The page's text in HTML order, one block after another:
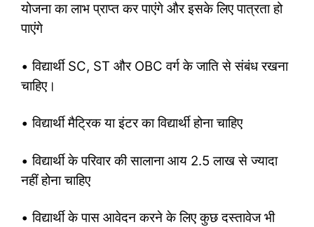
योजना का लाभ प्राप्त कर पाएंगे और इसके लिए पात्रता हो
पाएंगे
• विद्यार्थी SC, ST और OBC वर्ग के जाति से संबंध रखना
चाहिए।
• विद्यार्थी मैट्रिक या इंटर का विद्यार्थी होना चाहिए
• विद्यार्थी के परिवार की सालाना आय 2.5 लाख से ज्यादा
नहीं होना चाहिए
• विद्यार्थी के पास आवेदन करने के लिए कुछ दस्तावेज भी